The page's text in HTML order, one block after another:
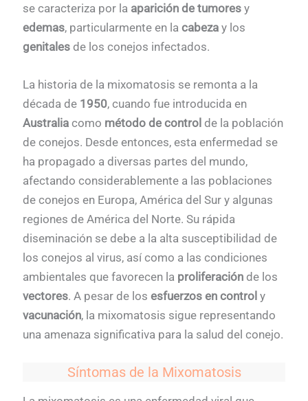
se caracteriza por la aparición de tumores y
edemas, particularmente en lacabezay los
genitales de los conejos infectados.
La historia de la mixomatosis se remonta a la
década de 1950, cuando fue introducida en
Australiacomo método de control de la población
de conejos. Desde entonces, esta enfermedad se
ha propagado a diversas partes del mundo,
afectando considerablemente a las poblaciones
de conejos en Europa, América del Sur y algunas
regiones de América del Norte. Su rápida
diseminación se debe a la alta susceptibilidad de
los conejos al virus, así como a las condiciones
ambientales que favorecen la proliferaciónde los
vectores. A pesar de losesfuerzos en control y
vacunación, la mixomatosis sigue representando
una amenaza significativa para la salud del conejo.
Síntomas de la Mixomatosis